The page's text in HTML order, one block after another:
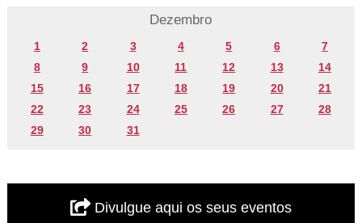
Dezembro
1 2 3 4 5 6
7
8
9 10 11 12 13
14
15
16 17 18 19 20
21
22
23 24 25 26 27
28
29
30 31
Divulgue aqui os seus eventos